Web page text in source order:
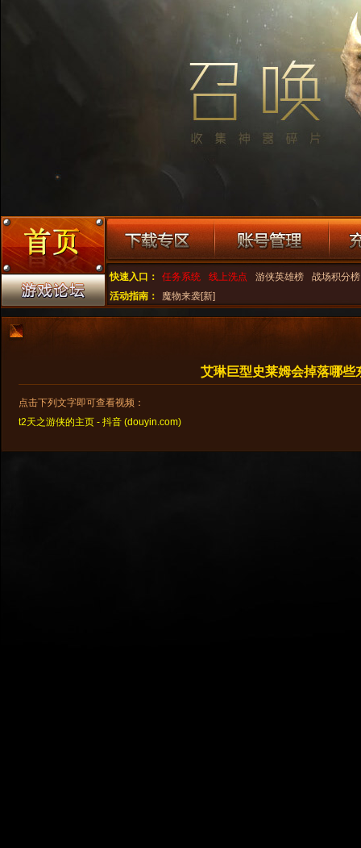
快速入口： 任务系统 线上洗点 游侠英雄榜
战场积分榜
活动指南：
魔物来袭[新]
艾琳巨型史莱姆会掉落哪些
点击下列文字即可查看视频：
t2天之游侠的主页 - 抖音 (douyin.com)